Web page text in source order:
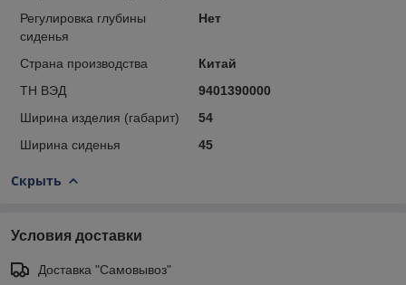
Регулировка глубины
сиденья
Нет
Страна производства
Китай
ТН ВЭД
9401390000
Ширина изделия (габарит)
54
Ширина сиденья
45
Скрыть
Условия доставки
Доставка "Самовывоз"